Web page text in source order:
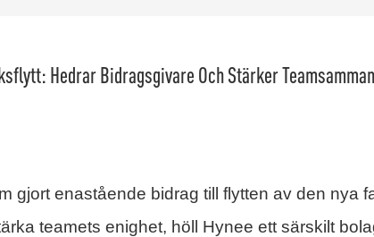
Hedrar Bidragsgivare Och Stärker
gjort enastående bidrag till flytten av den nya
teamets enighet, höll Hynee ett särskilt